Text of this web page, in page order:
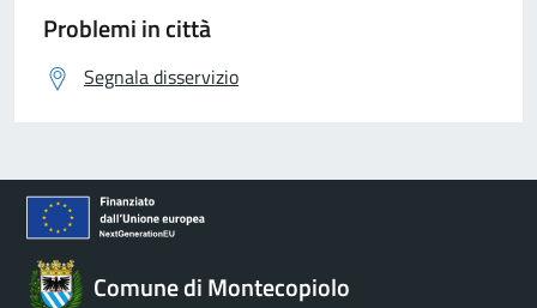
Problemi in città
Segnala disservizio
Comune di Montecopiolo